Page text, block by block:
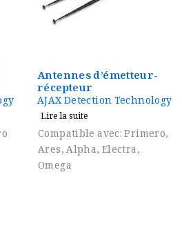
Technology
Primero,
Bâton Tropic
AJAX Detection
Lire la suite